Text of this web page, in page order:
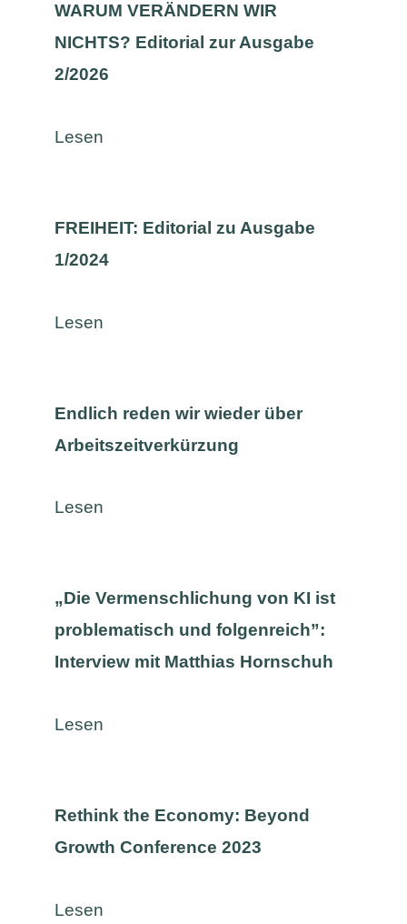
WARUM VERÄNDERN WIR
NICHTS? Editorial zur Ausgabe
2/2026
Lesen
FREIHEIT: Editorial zu Ausgabe
1/2024
Lesen
Endlich reden wir wieder über
Arbeitszeitverkürzung
Lesen
„Die Vermenschlichung von KI ist
problematisch und folgenreich”:
Interview mit Matthias Hornschuh
Lesen
Rethink the Economy: Beyond
Growth Conference 2023
Lesen